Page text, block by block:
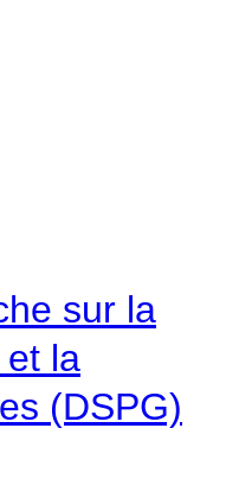
sur la
la
(DSPG)